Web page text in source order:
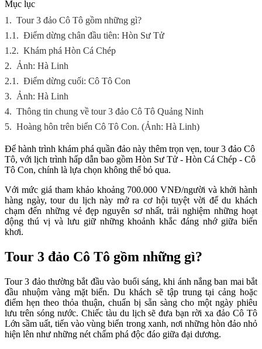
Mục lục
1. Tour 3 đảo Cô Tô gồm những gì?
1.1. Điểm dừng chân đầu tiên: Hòn Sư Tử
1.2. Khám phá Hòn Cá Chép
2. Ảnh: Hà Linh
2.1. Điểm dừng cuối: Cô Tô Con
3. Ảnh: Hà Linh
4. Thông tin chung về tour 3 đảo Cô Tô Quảng Ninh
5. Hoàng hôn trên biển Cô Tô Con. (Ảnh: Hà Linh)
Để hành trình khám phá quần đảo này thêm trọn vẹn, tour 3 đảo Cô
Tô, với lịch trình hấp dẫn bao gồm Hòn Sư Tử - Hòn Cá Chép - Cô
Tô Con, chính là lựa chọn không thể bỏ qua.
Với mức giá tham khảo khoảng 700.000 VNĐ/người và khởi hành
hàng ngày, tour du lịch này mở ra cơ hội tuyệt vời để du khách
chạm đến những vẻ đẹp nguyên sơ nhất, trải nghiệm những hoạt
động thú vị và lưu giữ những khoảnh khắc đáng nhớ giữa biển
khơi.
Tour 3 đảo Cô Tô gồm những gì?
Tour 3 đảo thường bắt đầu vào buổi sáng, khi ánh nắng ban mai bắt
đầu nhuộm vàng mặt biển. Du khách sẽ tập trung tại cảng hoặc
điểm hẹn theo thỏa thuận, chuẩn bị sẵn sàng cho một ngày phiêu
lưu trên sóng nước. Chiếc tàu du lịch sẽ đưa bạn rời xa đảo Cô Tô
Lớn sầm uất, tiến vào vùng biển trong xanh, nơi những hòn đảo nhỏ
hiện lên như những nét chấm phá độc đáo giữa đại dương.